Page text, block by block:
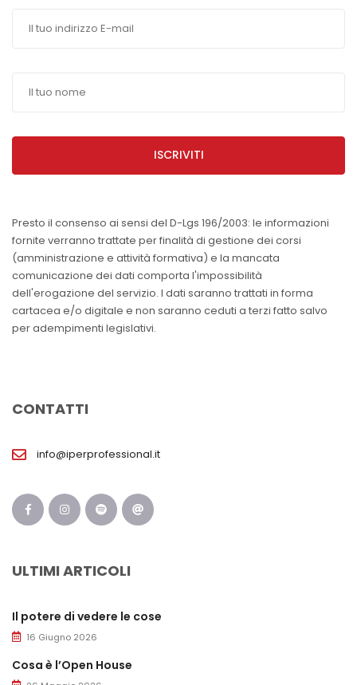
ISCRIVITI
Presto il consenso ai sensi del D-Lgs 196/2003: le informazioni
fornite verranno trattate per finalità di gestione dei corsi
(amministrazione e attività formativa) e la mancata
comunicazione dei dati comporta l'impossibilità
dell'erogazione del servizio. I dati saranno trattati in forma
cartacea e/o digitale e non saranno ceduti a terzi fatto salvo
per adempimenti legislativi.
CONTATTI
info@iperprofessional.it
ULTIMI ARTICOLI
Il potere di vedere le cose
16 Giugno 2026
Cosa è l’Open House